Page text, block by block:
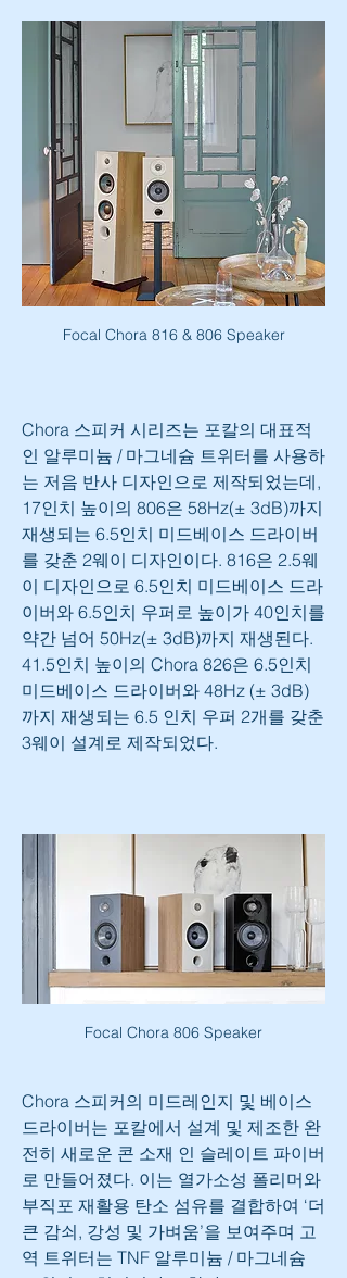
Focal Chora 816 & 806 Speaker
Chora 스피커 시리즈는 포칼의 대표적
인 알루미늄 / 마그네슘 트위터를 사용하
는 저음 반사 디자인으로 제작되었는데,
17인치 높이의 806은 58Hz(± 3dB)까지
재생되는 6.5인치 미드베이스 드라이버
를 갖춘 2웨이 디자인이다. 816은 2.5웨
이 디자인으로 6.5인치 미드베이스 드라
이버와 6.5인치 우퍼로 높이가 40인치를
약간 넘어 50Hz(± 3dB)까지 재생된다.
41.5인치 높이의 Chora 826은 6.5인치
미드베이스 드라이버와 48Hz (± 3dB)
까지 재생되는 6.5 인치 우퍼 2개를 갖춘
3웨이 설계로 제작되었다.
Focal Chora 806 Speaker
Chora 스피커의 미드레인지 및 베이스
드라이버는 포칼에서 설계 및 제조한 완
전히 새로운 콘 소재 인 슬레이트 파이버
로 만들어졌다. 이는 열가소성 폴리머와
부직포 재활용 탄소 섬유를 결합하여 ‘더
큰 감쇠, 강성 및 가벼움’을 보여주며 고
역 트위터는 TNF 알루미늄 / 마그네슘